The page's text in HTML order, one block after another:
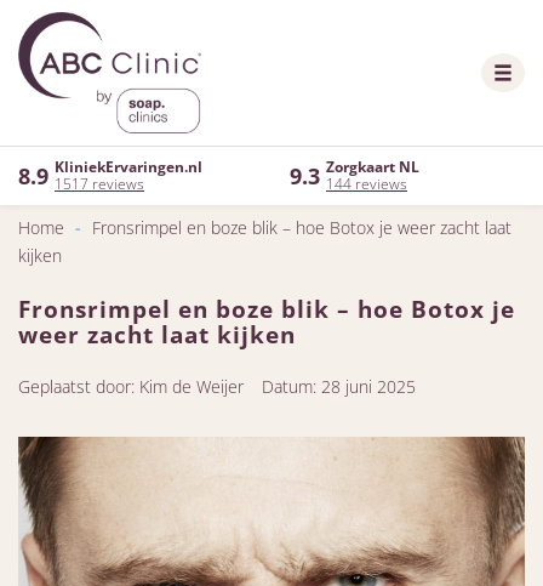
8.9 KliniekErvaringen.nl
1517 reviews
9.3 Zorgkaart NL
144 reviews
Home - Fronsrimpel en boze blik – hoe Botox je weer zacht laat
kijken
Fronsrimpel en boze blik – hoe Botox je
weer zacht laat kijken
Geplaatst door: Kim de Weijer Datum: 28 juni 2025